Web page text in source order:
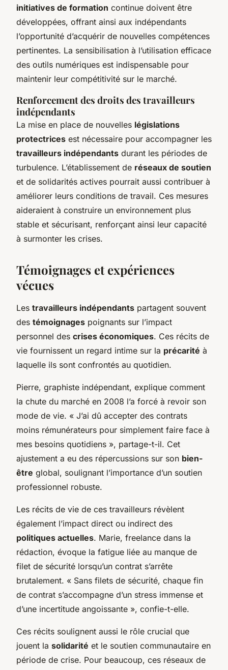
initiatives de formation continue doivent être
développées, offrant ainsi aux indépendants
l’opportunité d’acquérir de nouvelles compétences
pertinentes. La sensibilisation à l’utilisation efficace
des outils numériques est indispensable pour
maintenir leur compétitivité sur le marché.
Renforcement des droits des travailleurs
indépendants
La mise en place de nouvelles législations
protectrices est nécessaire pour accompagner les
travailleurs indépendants durant les périodes de
turbulence. L’établissement de réseaux de soutien
et de solidarités actives pourrait aussi contribuer à
améliorer leurs conditions de travail. Ces mesures
aideraient à construire un environnement plus
stable et sécurisant, renforçant ainsi leur capacité
à surmonter les crises.
Témoignages et expériences
vécues
Les travailleurs indépendants partagent souvent
des témoignages poignants sur l’impact
personnel des crises économiques. Ces récits de
vie fournissent un regard intime sur la précarité à
laquelle ils sont confrontés au quotidien.
Pierre, graphiste indépendant, explique comment
la chute du marché en 2008 l’a forcé à revoir son
mode de vie. « J’ai dû accepter des contrats
moins rémunérateurs pour simplement faire face à
mes besoins quotidiens », partage-t-il. Cet
ajustement a eu des répercussions sur son bien-
être global, soulignant l’importance d’un soutien
professionnel robuste.
Les récits de vie de ces travailleurs révèlent
également l’impact direct ou indirect des
politiques actuelles. Marie, freelance dans la
rédaction, évoque la fatigue liée au manque de
filet de sécurité lorsqu’un contrat s’arrête
brutalement. « Sans filets de sécurité, chaque fin
de contrat s’accompagne d’un stress immense et
d’une incertitude angoissante », confie-t-elle.
Ces récits soulignent aussi le rôle crucial que
jouent la solidarité et le soutien communautaire en
période de crise. Pour beaucoup, ces réseaux de